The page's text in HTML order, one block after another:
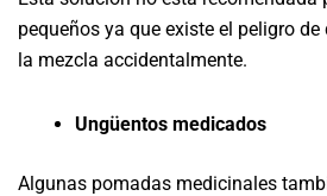
pequeños ya que existe el peligro
la mezcla accidentalmente.
Ungüentos medicados
Algunas pomadas medicinales